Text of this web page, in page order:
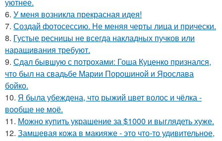
уютнее.
6. У меня возникла прекрасная идея!
7. Создай фотосессию. Не меняя черты лица и прически.
8. Густые ресницы не всегда накладных пучков или
наращивания требуют.
9. Сдал бывшую с потрохами: Гоша Куценко признался,
что был на свадьбе Марии Порошиной и Ярослава
бойко.
10. Я была убеждена, что рыжий цвет волос и чёлка -
вообще не моё.
11. Можно купить украшение за $1000 и выглядеть хуже.
12. Замшевая кожа в макияже - это что-то удивительное,